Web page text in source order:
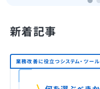
新着記事
業務改善に役立つシステム・ツール